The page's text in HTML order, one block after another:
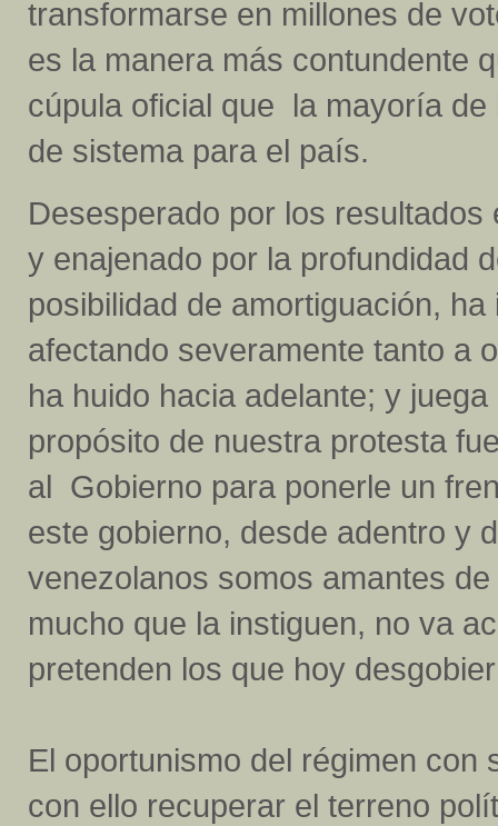
transformarse en millones de
es la manera más contundente
cúpula oficial que la mayoría
de sistema para el país.
Desesperado por los
y enajenado por la profundidad
posibilidad de amortiguación,
afectando severamente tanto a
ha huido hacia adelante; y
propósito de nuestra protesta
al Gobierno para ponerle un
este gobierno, desde adentro y
venezolanos somos amantes
mucho que la instiguen, no va
pretenden los que hoy
El oportunismo del régimen con
con ello recuperar el terreno